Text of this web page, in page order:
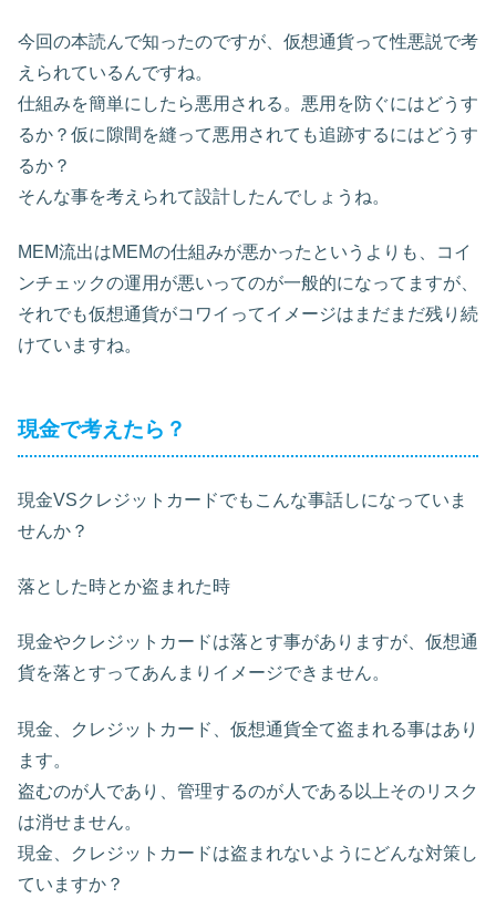
今回の本読んで知ったのですが、仮想通貨って性悪説で考
えられているんですね。
仕組みを簡単にしたら悪用される。悪用を防ぐにはどうす
るか？仮に隙間を縫って悪用されても追跡するにはどうす
るか？
そんな事を考えられて設計したんでしょうね。
MEM流出はMEMの仕組みが悪かったというよりも、コイ
ンチェックの運用が悪いってのが一般的になってますが、
それでも仮想通貨がコワイってイメージはまだまだ残り続
けていますね。
現金で考えたら？
現金VSクレジットカードでもこんな事話しになっていま
せんか？
落とした時とか盗まれた時
現金やクレジットカードは落とす事がありますが、仮想通
貨を落とすってあんまりイメージできません。
現金、クレジットカード、仮想通貨全て盗まれる事はあり
ます。
盗むのが人であり、管理するのが人である以上そのリスク
は消せません。
現金、クレジットカードは盗まれないようにどんな対策し
ていますか？